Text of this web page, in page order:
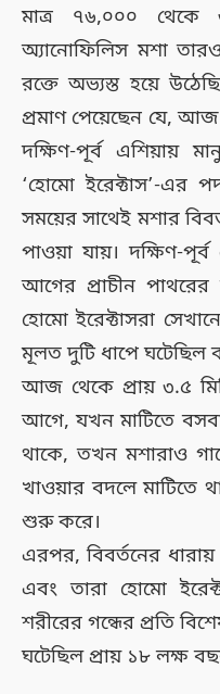
মাত্র ৭৬,০০০
অ্যানোফিলিস মশা
রক্তে অভ্যস্ত হয়ে
প্রমাণ পেয়েছেন যে,
দক্ষিণ-পূর্ব এশিয়ায়
‘হোমো ইরেক্টাস’-এর
সময়ের সাথেই মশার
পাওয়া যায়। দক্ষিণ-
আগের প্রাচীন পাথরের
হোমো ইরেক্টাসরা
মূলত দুটি ধাপে ঘটেছিল
আজ থেকে প্রায় ৩.৫
আগে, যখন মাটিতে
থাকে, তখন মশারাও
খাওয়ার বদলে মাটিতে
শুরু করে।
এরপর, বিবর্তনের
এবং তারা হোমো
শরীরের গন্ধের প্রতি
ঘটেছিল প্রায় ১৮ লক্ষ